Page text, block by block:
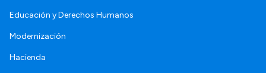
Educación y Derechos Humanos
Modernización
Hacienda